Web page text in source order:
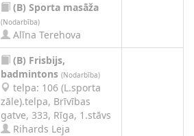
(B) Sporta masāža
(Nodarbība)
Alīna Terehova
(B) Frisbijs,
badmintons (Nodarbība)
telpa: 106 (L.sporta
zāle).telpa, Brīvības
gatve, 333, Rīga, 1.stāvs
Rihards Leja